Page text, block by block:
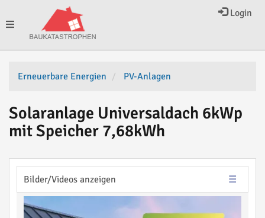
Login
Toggle
navigation
Erneuerbare Energien PV-Anlagen
Solaranlage Universaldach 6kWp
mit Speicher 7,68kWh
Bilder/Videos anzeigen